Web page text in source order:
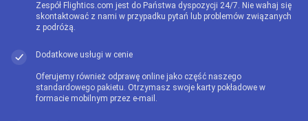
Zespół Flightics.com jest do Państwa dyspozycji 24/7. Nie wahaj się
skontaktować z nami w przypadku pytań lub problemów związanych
z podróżą.
Dodatkowe usługi w cenie
Oferujemy również odprawę online jako część naszego
standardowego pakietu. Otrzymasz swoje karty pokładowe w
formacie mobilnym przez e-mail.